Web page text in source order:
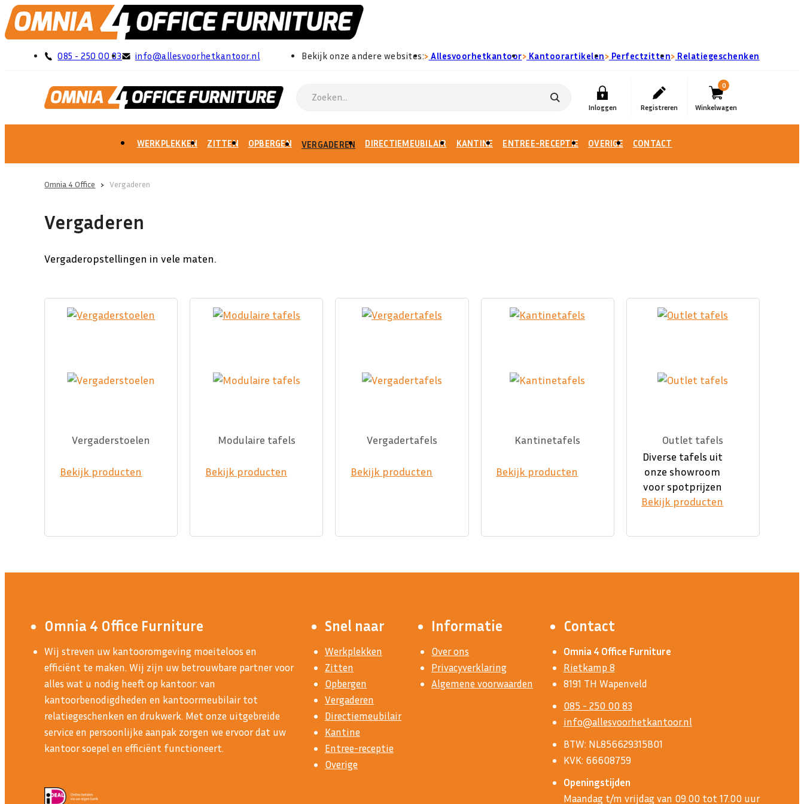
085 - 250 00 83 info@allesvoorhetkantoor.nl Bekijk onze andere websites:› Allesvoorhetkantoor› Kantoorartikelen› Perfectzitten› Relatiegeschenken
0
WERKPLEKKEN ZITTEN OPBERGEN VERGADEREN DIRECTIEMEUBILAIR KANTINE ENTREE-RECEPTIE OVERIGE CONTACT
Omnia 4 Office › Vergaderen
Vergaderen
Vergaderopstellingen in vele maten.
Vergaderstoelen
Bekijk producten
Modulaire tafels
Bekijk producten
Vergadertafels
Bekijk producten
Kantinetafels
Bekijk producten
Outlet tafels
Diverse tafels uit
onze showroom
voor spotprijzen
Bekijk producten
Omnia 4 Office Furniture
Wij streven uw kantooromgeving moeiteloos en
efficiënt te maken. Wij zijn uw betrouwbare partner voor
alles wat u nodig heeft op kantoor: van
kantoorbenodigdheden en kantoormeubilair tot
relatiegeschenken en drukwerk. Met onze uitgebreide
service en persoonlijke aanpak zorgen we ervoor dat uw
kantoor soepel en efficiënt functioneert.
Snel naar
Werkplekken
Zitten
Opbergen
Vergaderen
Directiemeubilair
Kantine
Entree-receptie
Overige
Informatie
Over ons
Privacyverklaring
Algemene voorwaarden
Contact
Omnia 4 Office Furniture
Rietkamp 8
8191 TH Wapenveld
085 - 250 00 83
info@allesvoorhetkantoor.nl
BTW: NL856629315B01
KVK: 66608759
Openingstijden
Maandag t/m vrijdag van 09.00 tot 17.00 uur